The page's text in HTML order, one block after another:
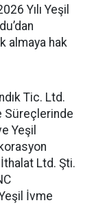
Yılı Yeşil
almaya hak
Tic. Ltd.
Süreçlerinde
Yeşil
Ltd. Şti.
İvme